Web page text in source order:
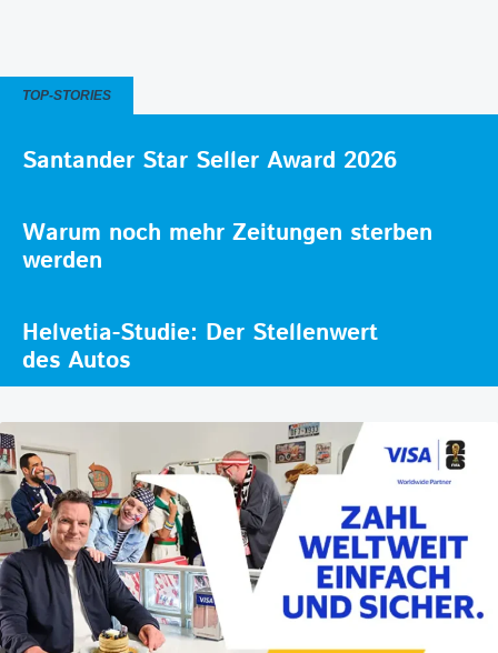
TOP-STORIES
Santander Star Seller Award 2026
Warum noch mehr Zeitungen sterben
werden
Helvetia-Studie: Der Stellenwert
des Autos